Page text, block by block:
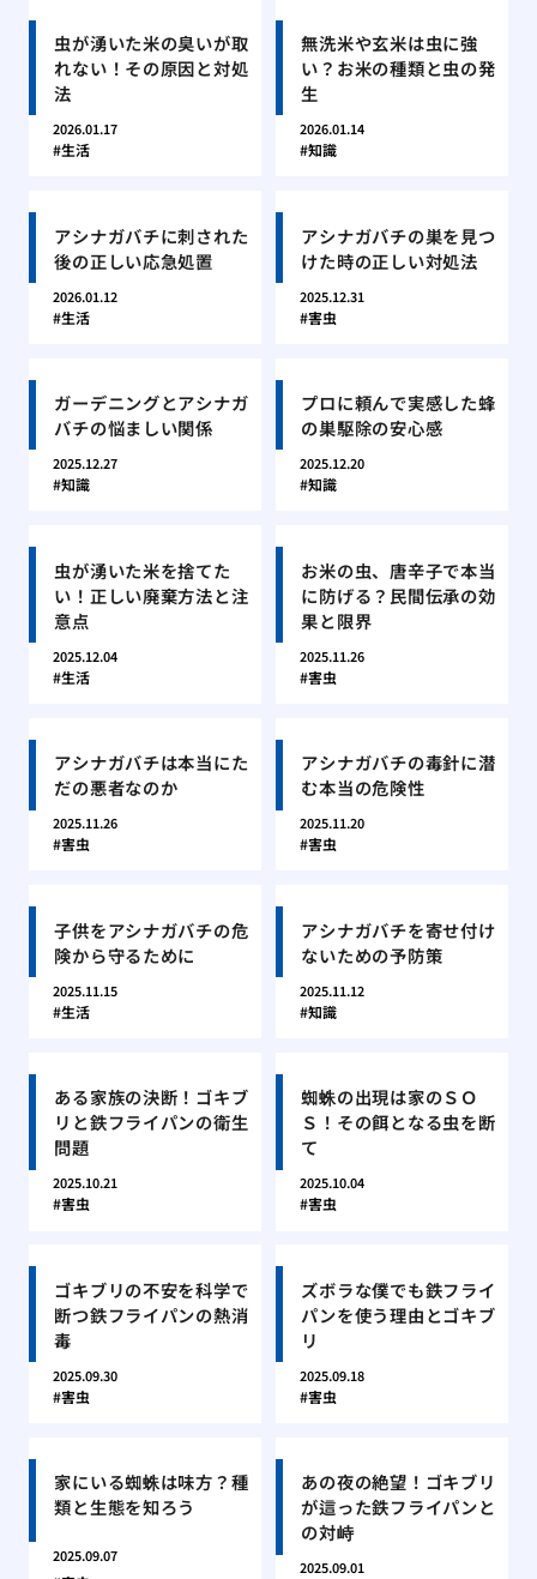
虫が湧いた米の臭いが取
れない！その原因と対処
法
2026.01.17
生活
無洗米や玄米は虫に強
い？お米の種類と虫の発
生
2026.01.14
知識
アシナガバチに刺された
後の正しい応急処置
2026.01.12
生活
アシナガバチの巣を見つ
けた時の正しい対処法
2025.12.31
害虫
ガーデニングとアシナガ
バチの悩ましい関係
2025.12.27
知識
プロに頼んで実感した蜂
の巣駆除の安心感
2025.12.20
知識
虫が湧いた米を捨てた
い！正しい廃棄方法と注
意点
2025.12.04
生活
お米の虫、唐辛子で本当
に防げる？民間伝承の効
果と限界
2025.11.26
害虫
アシナガバチは本当にた
だの悪者なのか
2025.11.26
害虫
アシナガバチの毒針に潜
む本当の危険性
2025.11.20
害虫
子供をアシナガバチの危
険から守るために
2025.11.15
生活
アシナガバチを寄せ付け
ないための予防策
2025.11.12
知識
ある家族の決断！ゴキブ
リと鉄フライパンの衛生
問題
2025.10.21
害虫
蜘蛛の出現は家のＳＯ
Ｓ！その餌となる虫を断
て
2025.10.04
害虫
ゴキブリの不安を科学で
断つ鉄フライパンの熱消
毒
2025.09.30
害虫
ズボラな僕でも鉄フライ
パンを使う理由とゴキブ
リ
2025.09.18
害虫
家にいる蜘蛛は味方？種
類と生態を知ろう
2025.09.07
あの夜の絶望！ゴキブリ
が這った鉄フライパンと
の対峙
2025.09.01